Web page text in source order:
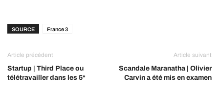
SOURCE France 3
Article précédent
Startup | Third Place ou
télétravailler dans les 5*
Article suivant
Scandale Maranatha | Olivier
Carvin a été mis en examen